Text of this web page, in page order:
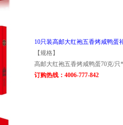
10只装高邮大红袍五香烤咸鸭蛋
【规格】
高邮大红袍五香烤咸鸭蛋70克/只
订购热线：4006-777-842